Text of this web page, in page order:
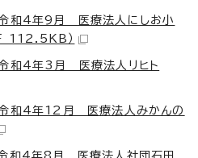
和4年9月 医療法人にしお小
112.5KB）
和4年3月 医療法人リヒト
和4年12月 医療法人みかんの
和4年8月 医療法人社団石田